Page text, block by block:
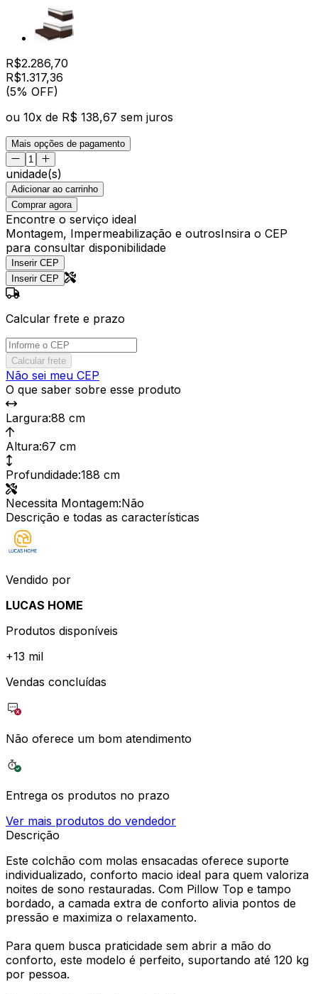
R$2.286,70
R$1.317,36
(5% OFF)
ou 10x de R$ 138,67 sem juros
Mais opções de pagamento
unidade(s)
Adicionar ao carrinho
Comprar agora
Encontre o serviço ideal
Montagem, Impermeabilização e outrosInsira o CEP
para consultar disponibilidade
Inserir CEP
Inserir CEP
Calcular frete e prazo
Calcular frete
Não sei meu CEP
O que saber sobre esse produto
Largura:88 cm
Altura:67 cm
Profundidade:188 cm
Necessita Montagem:Não
Descrição e todas as características
Vendido por
LUCAS HOME
Produtos disponíveis
+13 mil
Vendas concluídas
Não oferece um bom atendimento
Entrega os produtos no prazo
Ver mais produtos do vendedor
Descrição
Este colchão com molas ensacadas oferece suporte
individualizado, conforto macio ideal para quem valoriza
noites de sono restauradas. Com Pillow Top e tampo
bordado, a camada extra de conforto alivia pontos de
pressão e maximiza o relaxamento.
Para quem busca praticidade sem abrir a mão do
conforto, este modelo é perfeito, suportando até 120 kg
por pessoa.